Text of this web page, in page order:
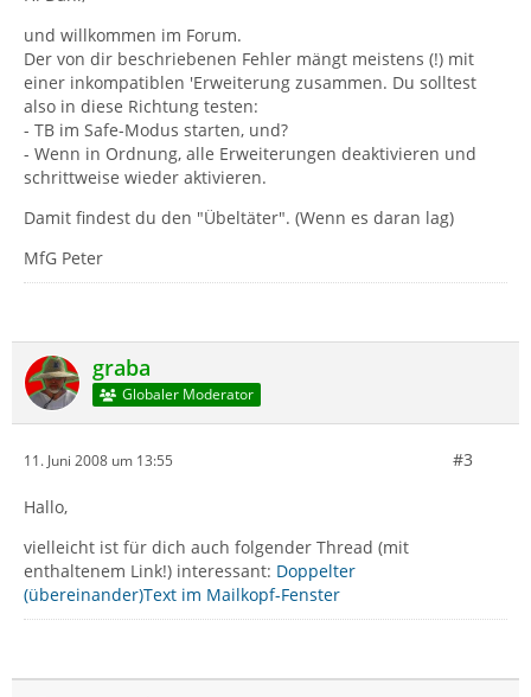
und willkommen im Forum.
Der von dir beschriebenen Fehler mängt meistens (!) mit
einer inkompatiblen 'Erweiterung zusammen. Du solltest
also in diese Richtung testen:
- TB im Safe-Modus starten, und?
- Wenn in Ordnung, alle Erweiterungen deaktivieren und
schrittweise wieder aktivieren.
Damit findest du den "Übeltäter". (Wenn es daran lag)
MfG Peter
graba
Globaler Moderator
11. Juni 2008 um 13:55 #3
Hallo,
vielleicht ist für dich auch folgender Thread (mit
enthaltenem Link!) interessant: Doppelter
(übereinander)Text im Mailkopf-Fenster